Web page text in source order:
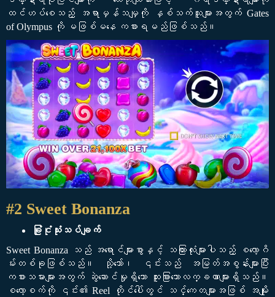
ထင်ဟပ်စေသည့် အရာမှန်သမျှကို နှစ်သက်သူများအတွက် Gates
of Olympus ကို မဖြစ်မနေ ကစားရမည်ဖြစ်သည်။
#2 Sweet Bonanza
ခြုံငုံသုံးသပ်ချက်
Sweet Bonanza သည် အရောင်များစွာနှင့် သကြားလုံးများပါသည့် စလော့ဂိ
မ်းတစ်ခုဖြစ်သည်။ သို့သော်၊ ၎င်းသည် အမြတ်အစွန်းများပြီး
ကစားသမားများအတွက် ဆွဲဆောင်မှုရှိသော ထူးခြားသောလက္ခဏာများရှိသည်။
စလော့စက်ကို ၎င်း၏ Reel တိုင်ပေါ်တွင် သင်္ကေတများအဖြစ် အမျိုး